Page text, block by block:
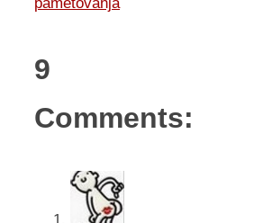
9
Comments: